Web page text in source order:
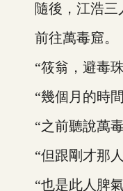
隨後，江浩三人
前往萬毒窟。
“筱翁，避毒珠
“幾個月的時間
“之前聽說萬毒
“但跟剛才那人
“也是此人脾氣